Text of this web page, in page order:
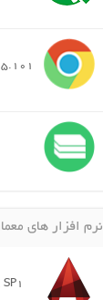
نرم افزار های